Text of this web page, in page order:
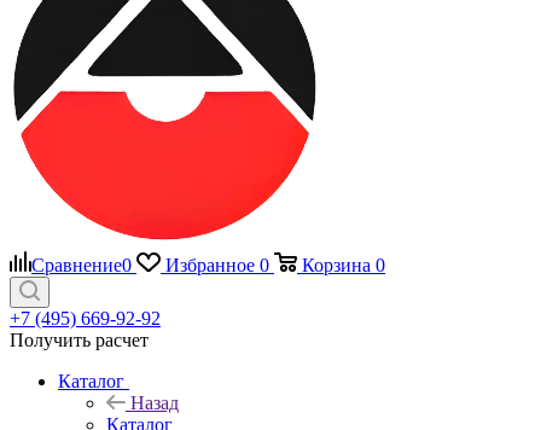
Сравнение0 Избранное 0 Корзина 0
+7 (495) 669-92-92
Получить расчет
Каталог
Назад
Каталог